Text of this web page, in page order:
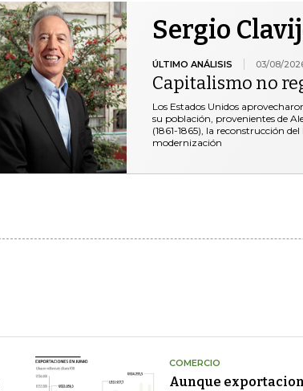
Sergio
ÚLTIMO ANÁLISIS 03/08/
Capitalismo no
Los Estados Unidos
su población, provenientes de
(1861-1865), la reconstrucción
modernización
COMERCIO
Aunque